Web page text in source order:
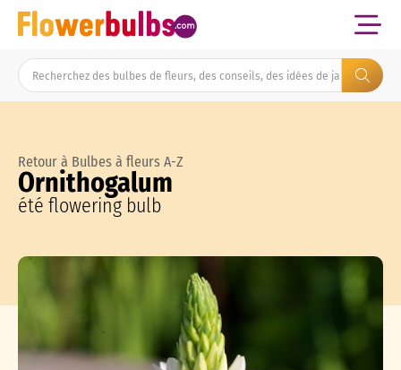
Retour à Bulbes à fleurs A-Z
Ornithogalum
été flowering bulb